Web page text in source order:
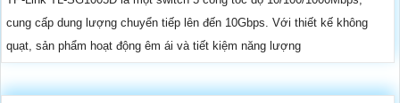
cung cấp dung lượng chuyển tiếp lên đến 10Gbps. Với thiết kế không
quạt, sản phẩm hoạt động êm ái và tiết kiệm năng lượng